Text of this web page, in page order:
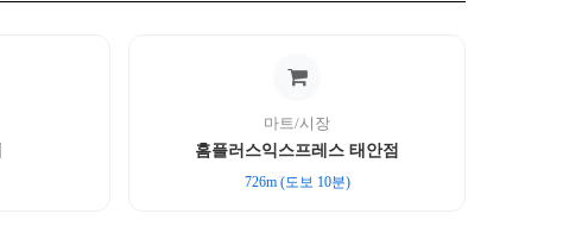
마트/시장
홈플러스익스프레스 태안점
726m (도보 10분)